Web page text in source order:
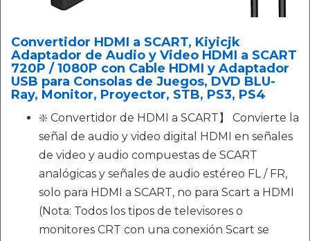
Convertidor HDMI a SCART, Kiyicjk
Adaptador de Audio y Video HDMI a SCART
720P / 1080P con Cable HDMI y Adaptador
USB para Consolas de Juegos, DVD BLU-
Ray, Monitor, Proyector, STB, PS3, PS4
❇️ Convertidor de HDMI a SCART】 Convierte la
señal de audio y video digital HDMI en señales
de video y audio compuestas de SCART
analógicas y señales de audio estéreo FL / FR,
solo para HDMI a SCART, no para Scart a HDMI
(Nota: Todos los tipos de televisores o
monitores CRT con una conexión Scart se